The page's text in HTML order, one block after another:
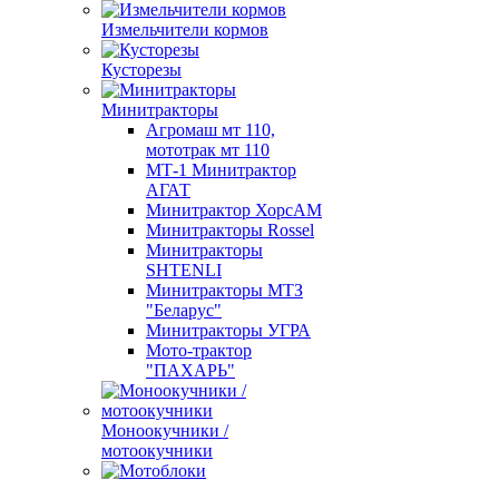
Измельчители кормов
Кусторезы
Минитракторы
Агромаш мт 110,
мототрак мт 110
МТ-1 Минитрактор
АГАТ
Минитрактор ХорсАМ
Минитракторы Rossel
Минитракторы
SHTENLI
Минитракторы МТЗ
"Беларус"
Минитракторы УГРА
Мото-трактор
"ПАХАРЬ"
Моноокучники /
мотоокучники